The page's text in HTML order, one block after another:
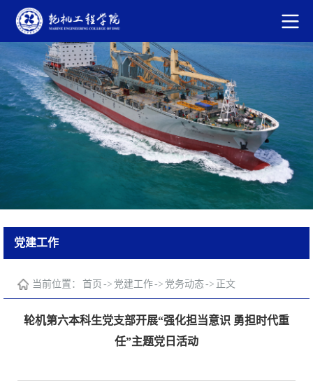
党建工作
当前位置： 首页 -> 党建工作-> 党务动态-> 正文
轮机第六本科生党支部开展“强化担当意识 勇担时代重
任”主题党日活动